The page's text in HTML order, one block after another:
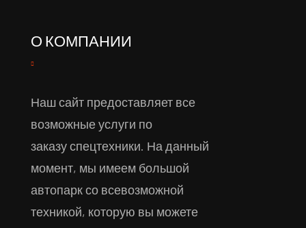
О КОМПАНИИ
Наш сайт предоставляет все
возможные услуги по
заказу спецтехники. На данный
момент, мы имеем большой
автопарк со всевозможной
техникой, которую вы можете